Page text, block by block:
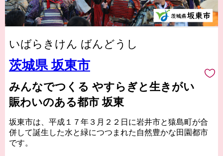
いばらきけん ばんどうし
茨城県 坂東市
みんなでつくる やすらぎと生きがい
賑わいのある都市 坂東
坂東市は、平成１７年３月２２日に岩井市と猿島町が合
併して誕生した水と緑につつまれた自然豊かな田園都市
です。